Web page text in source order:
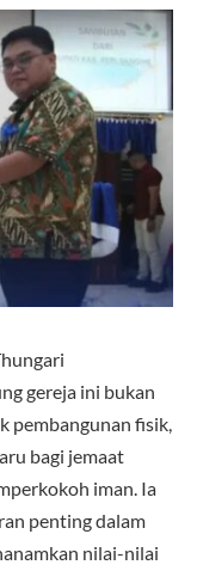
gereja ini bukan
pembangunan fisik,
bagi jemaat
iman. Ia
penting dalam
nilai-nilai